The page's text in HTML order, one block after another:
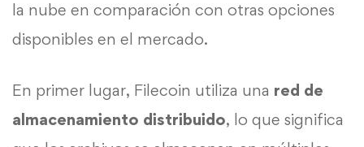
la nube en comparación con otras opciones
disponibles en el mercado.
En primer lugar, Filecoin utiliza una red de
almacenamiento distribuido, lo que significa